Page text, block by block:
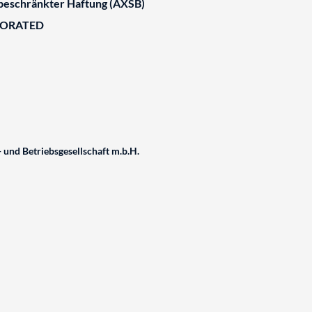
Haftung (AXSB)
Betriebsgesellschaft m.b.H.